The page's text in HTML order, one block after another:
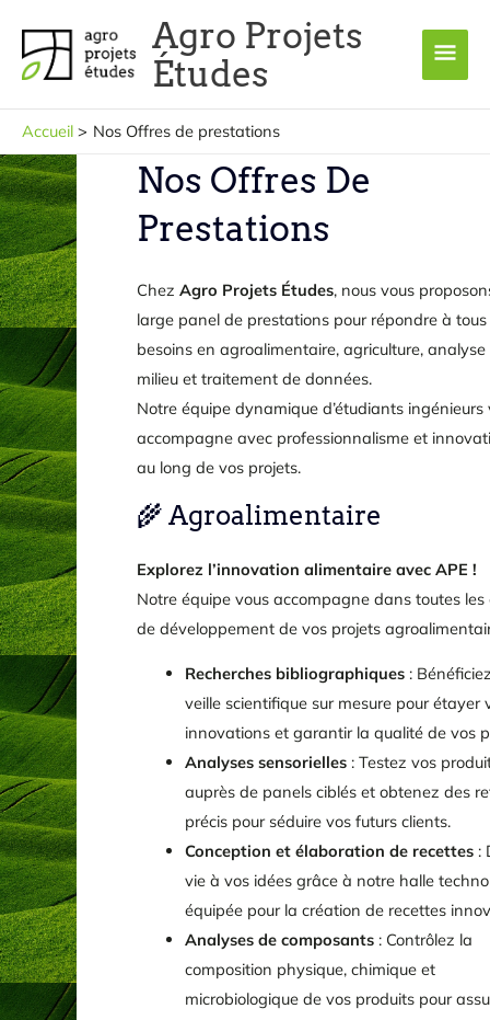
contenu
Agro Projets
Études
Accueil Nos Offres de prestations
Nos Offres De
Prestations
Chez Agro Projets Études, nous vous
large panel de prestations pour répondre à tous
besoins en agroalimentaire, agriculture, analyse
milieu et traitement de données.
Notre équipe dynamique d’étudiants ingénieurs
accompagne avec professionnalisme et
au long de vos projets.
🌾 Agroalimentaire
Explorez l’innovation alimentaire avec APE !
Notre équipe vous accompagne dans toutes les
de développement de vos projets
Recherches bibliographiques:
veille scientifique sur mesure pour étayer
innovations et garantir la qualité de vos
Analyses sensorielles: Testez vos
auprès de panels ciblés et obtenez des
précis pour séduire vos futurs clients.
Conception et élaboration de recettes:
vie à vos idées grâce à notre halle
équipée pour la création de recettes
Analyses de composants: Contrôlez la
composition physique, chimique et
microbiologique de vos produits pour